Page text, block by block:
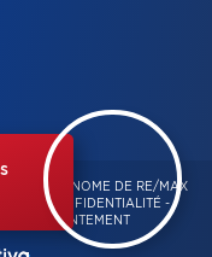
ET AUTONOME DE RE/MAX
DE CONFIDENTIALITÉ -
DU CONSENTEMENT